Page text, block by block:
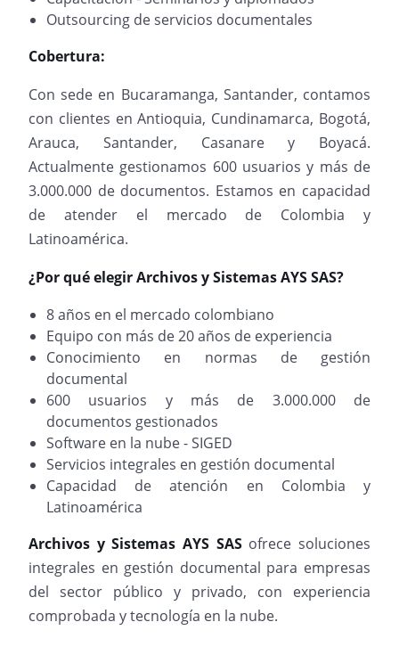
Outsourcing de servicios documentales
Cobertura:
Con sede en Bucaramanga, Santander, contamos
con clientes en Antioquia, Cundinamarca, Bogotá,
Arauca, Santander, Casanare y Boyacá.
Actualmente gestionamos 600 usuarios y más de
3.000.000 de documentos. Estamos en capacidad
de atender el mercado de Colombia y
Latinoamérica.
¿Por qué elegir Archivos y Sistemas AYS SAS?
8 años en el mercado colombiano
Equipo con más de 20 años de experiencia
Conocimiento en normas de gestión
documental
600 usuarios y más de 3.000.000 de
documentos gestionados
Software en la nube - SIGED
Servicios integrales en gestión documental
Capacidad de atención en Colombia y
Latinoamérica
Archivos y Sistemas AYS SAS ofrece soluciones
integrales en gestión documental para empresas
del sector público y privado, con experiencia
comprobada y tecnología en la nube.